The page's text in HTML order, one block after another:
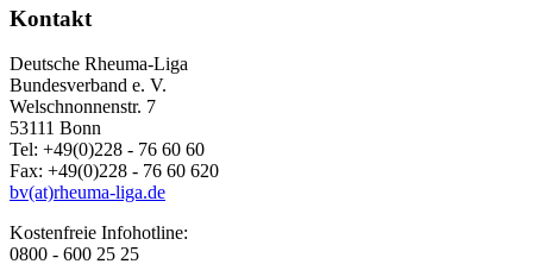
Kontakt
Deutsche Rheuma-Liga
Bundesverband e. V.
Welschnonnenstr. 7
53111 Bonn
Tel: +49(0)228 - 76 60 60
Fax: +49(0)228 - 76 60 620
bv(at)rheuma-liga.de
Kostenfreie Infohotline:
0800 - 600 25 25